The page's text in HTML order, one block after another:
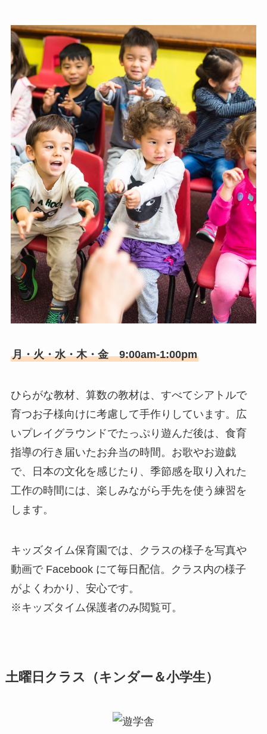
月・火・水・木・金 9:00am-1:00pm
ひらがな教材、算数の教材は、すべてシアトルで
育つお子様向けに考慮して手作りしています。広
いプレイグラウンドでたっぷり遊んだ後は、食育
指導の行き届いたお弁当の時間。お歌やお遊戯
で、日本の文化を感じたり、季節感を取り入れた
工作の時間には、楽しみながら手先を使う練習を
します。
キッズタイム保育園では、クラスの様子を写真や
動画で Facebook にて毎日配信。クラス内の様子
がよくわかり、安心です。
※キッズタイム保護者のみ閲覧可。
土曜日クラス（キンダー＆小学生）